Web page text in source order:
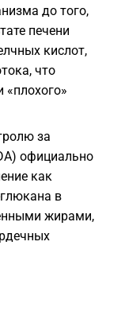
до того,
печени
кислот,
что
за
официально
как
в
жирами,